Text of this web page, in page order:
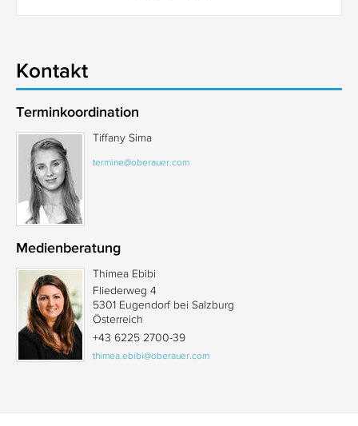
Kontakt
Terminkoordination
Tiffany Sima
termine@oberauer.com
Medienberatung
Thimea Ebibi
Fliederweg 4
5301 Eugendorf bei Salzburg
Österreich
+43 6225 2700-39
thimea.ebibi@oberauer.com